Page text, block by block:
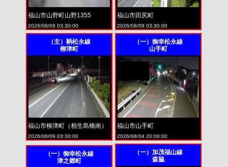
福山市山野町山野1355
2026/08/09 03:30:00
福山市田尻町
2026/08/09 03:30:00
（主）鞆松永線
柳津町
福山市柳津町（相生島橋南）
2026/08/09 03:30:00
（一）御幸松永線
山手町
福山市山手町
2026/08/04 20:00:00
（一）御幸松永線
津之郷町
（一）加茂福山線
森脇